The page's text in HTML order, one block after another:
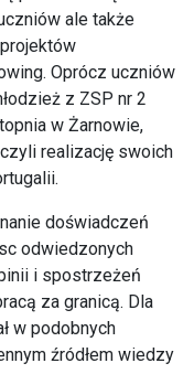
ale także
Oprócz uczniów
z ZSP nr 2
w Żarnowie,
realizację swoich
doświadczeń
odwiedzonych
i spostrzeżeń
za granicą. Dla
w podobnych
źródłem wiedzy